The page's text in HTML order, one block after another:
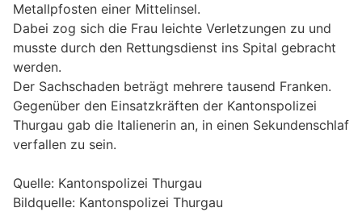
Metallpfosten einer Mittelinsel.
Dabei zog sich die Frau leichte Verletzungen zu und
musste durch den Rettungsdienst ins Spital gebracht
werden.
Der Sachschaden beträgt mehrere tausend Franken.
Gegenüber den Einsatzkräften der Kantonspolizei
Thurgau gab die Italienerin an, in einen Sekundenschlaf
verfallen zu sein.
Quelle: Kantonspolizei Thurgau
Bildquelle: Kantonspolizei Thurgau